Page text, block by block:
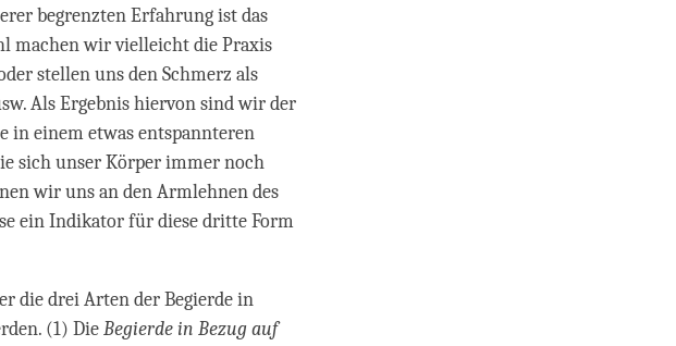
begrenzten Erfahrung ist das
machen wir vielleicht die Praxis
stellen uns den Schmerz als
Als Ergebnis hiervon sind wir der
in einem etwas entspannteren
sich unser Körper immer noch
wir uns an den Armlehnen des
ein Indikator für diese dritte Form
die drei Arten der Begierde in
(1) DieBegierde in Bezug auf